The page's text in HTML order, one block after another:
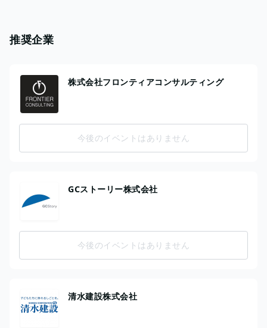
推奨企業
株式会社フロンティアコンサルティング
今後のイベントはありません
GCストーリー株式会社
今後のイベントはありません
清水建設株式会社